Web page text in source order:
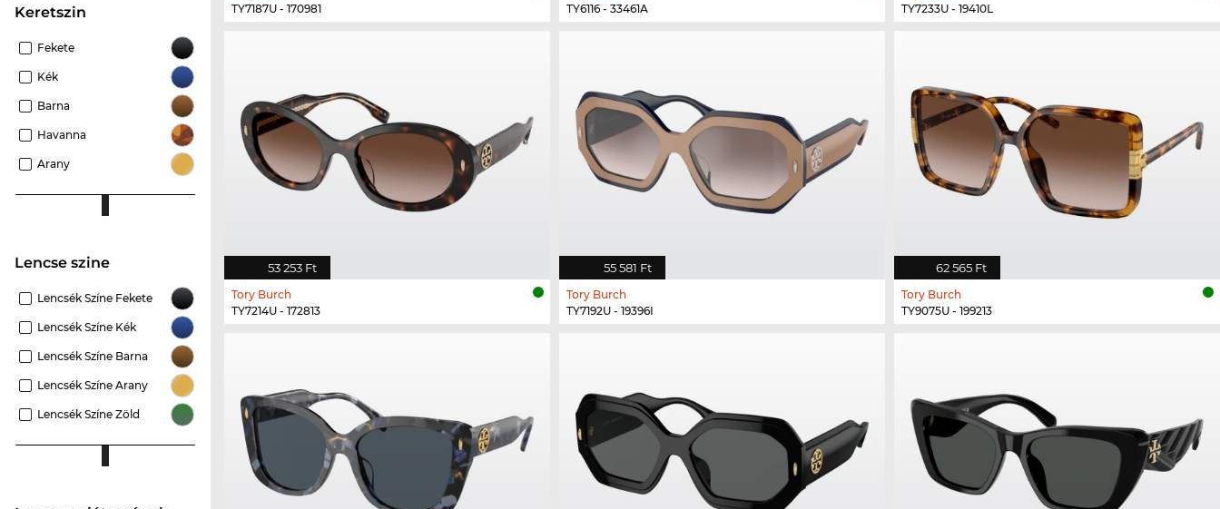
keretszin
Fekete
Kék
Barna
Havanna
Arany
Lencse szine
Lencsék Színe Fekete
Lencsék Színe Kék
Lencsék Színe Barna
Lencsék Színe Arany
Lencsék Színe Zöld
TY7187U - 170981
TY6116 - 33461A
TY7233U - 19410L
53 253 Ft
Tory Burch
TY7214U - 172813
55 581 Ft
Tory Burch
TY7192U - 19396I
62 565 Ft
Tory Burch
TY9075U - 199213